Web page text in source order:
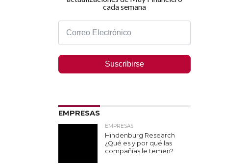
cada semana
Suscribirse
EMPRESAS
EMPRESAS
Hindenburg Research
¿Qué es y por qué las
compañías le temen?